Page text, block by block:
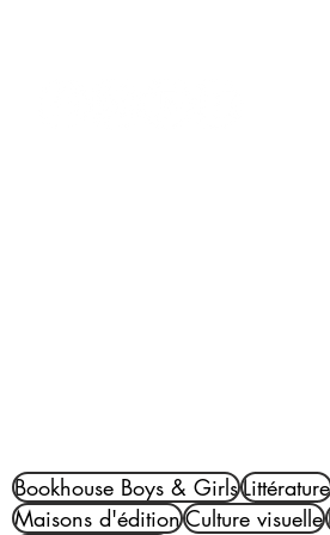
Bookhouse Boys & GirlsLittérature
Maisons d'éditionCulture visuelle